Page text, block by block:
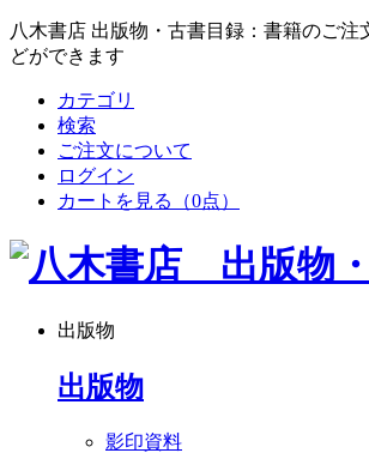
八木書店 出版物・古書目録：書籍のご注
どができます
カテゴリ
検索
ご注文について
ログイン
カートを見る
（0点）
出版物
出版物
影印資料